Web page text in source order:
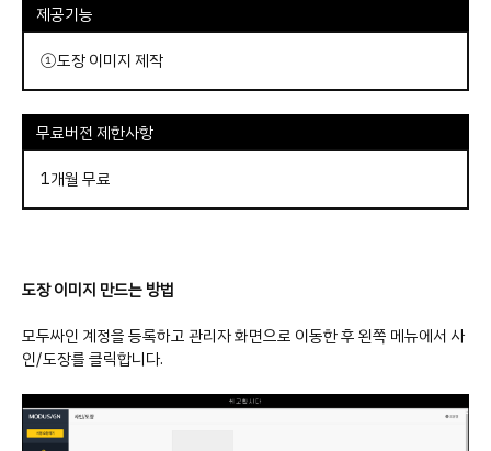
제공기능
①도장 이미지 제작
무료버전 제한사항
1개월 무료
도장 이미지 만드는 방법
모두싸인 계정을 등록하고 관리자 화면으로 이동한 후 왼쪽 메뉴에서 사
인/도장를 클릭합니다.